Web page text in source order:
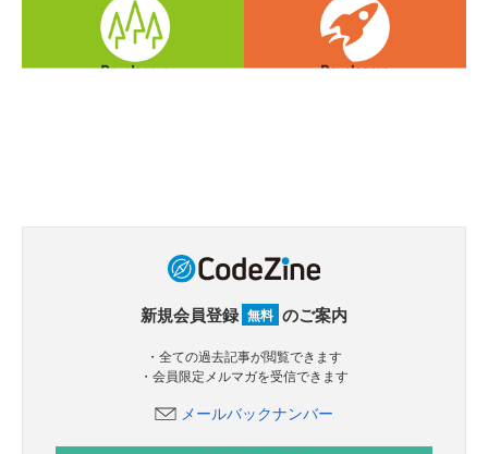
新規会員登録 無料 のご案内
・全ての過去記事が閲覧できます
・会員限定メルマガを受信できます
メールバックナンバー